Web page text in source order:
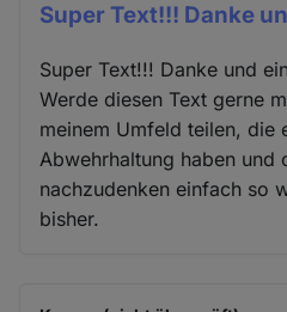
Super Text!!! Danke
Super Text!!! Danke und
Werde diesen Text gerne
meinem Umfeld teilen, die
Abwehrhaltung haben und
nachzudenken einfach so
bisher.